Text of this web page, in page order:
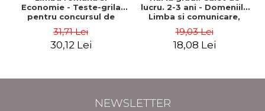
Economie - Teste-grila
pentru concursul de
admitere la Facultatea
de Drept + Supliment
Macroeconomie - Anca
31,71 Lei
30,12 Lei
lucru. 2-3 ani - Domeniile
Limba si comunicare,
Stiinte, Om si societate
19,03 Lei
18,08 Lei
NEWSLETTER